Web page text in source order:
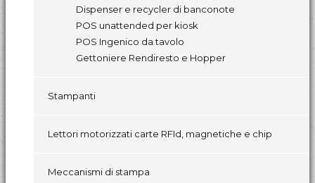
Dispenser e recycler di banconote
POS unattended per kiosk
POS Ingenico da tavolo
Gettoniere Rendiresto e Hopper
Stampanti
Lettori motorizzati carte RFId, magnetiche e chip
Meccanismi di stampa